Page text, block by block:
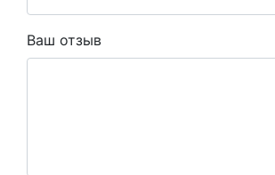
Ваш отзыв